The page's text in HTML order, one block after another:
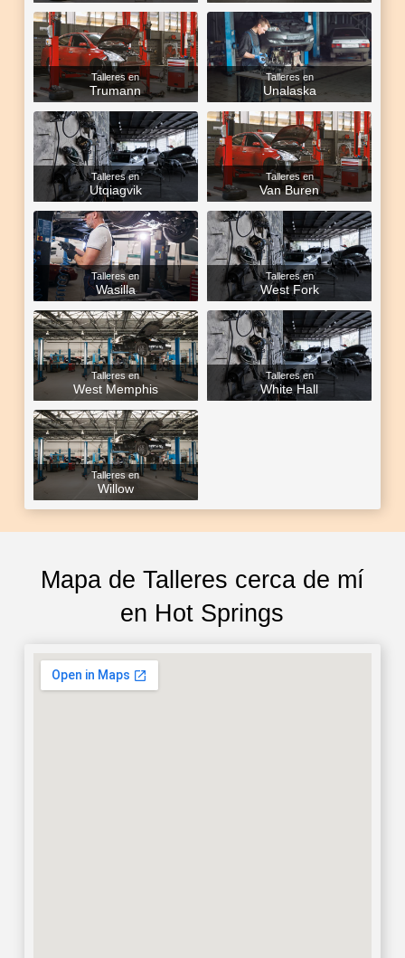
Talleres en
Trumann
Talleres en
Unalaska
Talleres en
Utqiagvik
Talleres en
Van Buren
Talleres en
Wasilla
Talleres en
West Fork
Talleres en
West Memphis
Talleres en
White Hall
Talleres en
Willow
Mapa de Talleres cerca de mí
en Hot Springs